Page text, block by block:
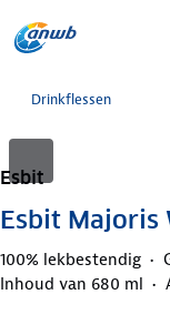
Drinkflessen
Esbit
Esbit Majoris
100% lekbestendig
Inhoud van 680 ml